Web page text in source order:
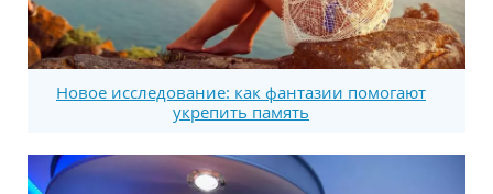
Новое исследование: как фантазии помогают
укрепить память